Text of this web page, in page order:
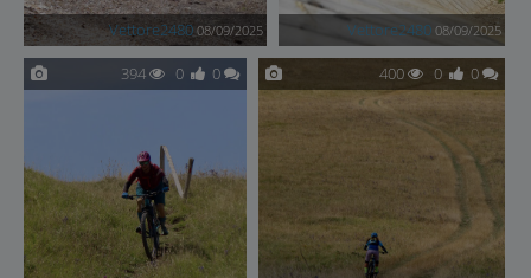
Vettore2480 08/09/2025 Vettore2480 08/09/2025
394 0 0 400 0 0